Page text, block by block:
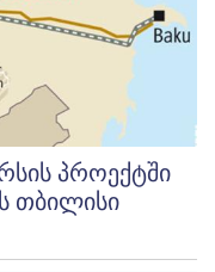
პროექტში
თბილისი